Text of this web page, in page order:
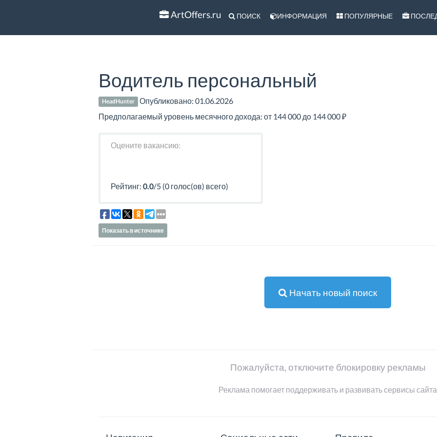
ArtOffers.ru ПОИСК ИНФОРМАЦИЯ ПОПУЛЯРНЫЕ
Водитель персональный
HeadHunter Опубликовано:01.06.2026
Предполагаемый уровень месячного дохода: от 144 000 до 144 000 ₽
Оцените вакансию:
Рейтинг: 0.0/5 (0 голос(ов) всего)
Показать в источнике
Начать новый поиск
Пожалуйста, отключите блокировку рекламы
Реклама помогает поддерживать и развивать сервисы сайта